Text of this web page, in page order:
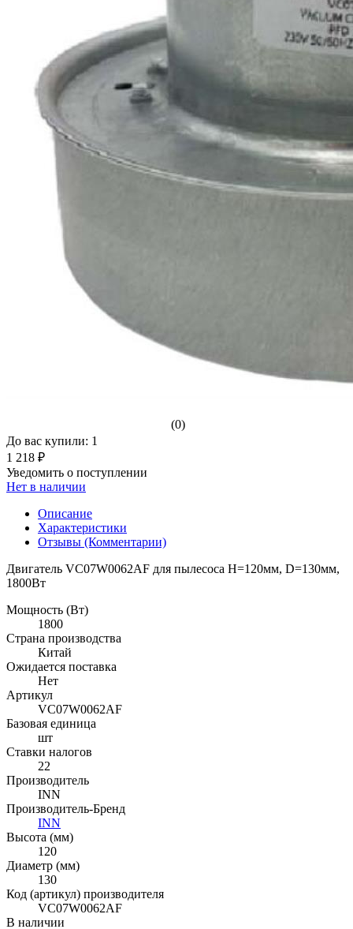
(0)
До вас купили: 1
1 218 ₽
Уведомить о поступлении
Нет в наличии
Описание
Характеристики
Отзывы (Комментарии)
Двигатель VC07W0062AF для пылесоса H=120мм, D=130мм,
1800Вт
Мощность (Вт)
1800
Страна производства
Китай
Ожидается поставка
Нет
Артикул
VC07W0062AF
Базовая единица
шт
Ставки налогов
22
Производитель
INN
Производитель-Бренд
INN
Высота (мм)
120
Диаметр (мм)
130
Код (артикул) производителя
VC07W0062AF
В наличии